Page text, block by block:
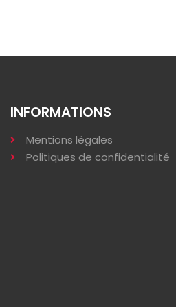
INFORMATIONS
Mentions légales
Politiques de confidentialité